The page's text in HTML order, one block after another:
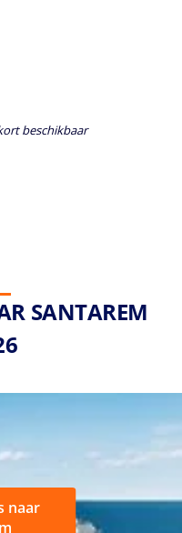
beschikbaar
SANTAREM
naar